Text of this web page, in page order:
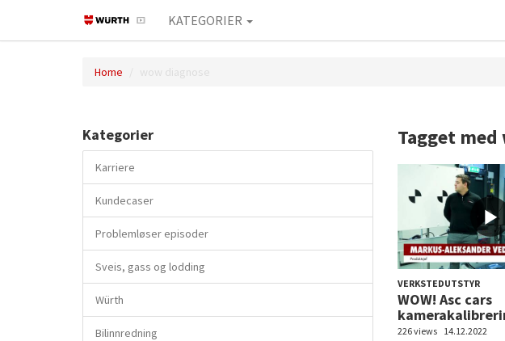
KATEGORIER
Home wow diagnose
Kategorier
Karriere
Kundecaser
Problemløser episoder
Sveis, gass og lodding
Würth
Bilinnredning
Tagget
VERKSTEDUTSTYR
WOW! Asc cars
226 views 14.12.2022